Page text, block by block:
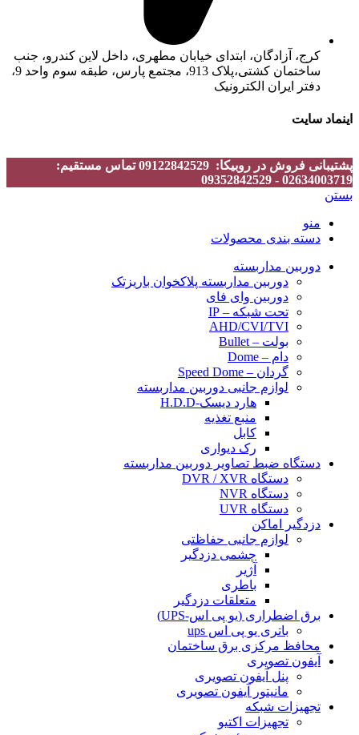
کرج، آزادگان، ابتدای خیابان مطهری، داخل لاین کندرو، جنب
ساختمان کشتی،پلاک 913، مجتمع پارس، طبقه سوم واحد 9،
دفتر ایران الکترونیک
اینماد سایت
پشتیبانی فروش در روبیکا: 09122842529 تماس مستقیم:
02634003719 - 09352842529
بستن
منو
دسته بندی محصولات
دوربین مداربسته
دوربین مداربسته پلاکخوان باریزتک
دوربین وای فای
تحت شبکه – IP
AHD/CVI/TVI
بولت – Bullet
دام – Dome
گردان – Speed Dome
لوازم جانبی دوربین مداربسته
هارد دیسک-H.D.D
منبع تغذیه
کابل
رک دیواری
دستگاه ضبط تصاویر دوربین مداربسته
دستگاه DVR / XVR
دستگاه NVR
دستگاه UVR
دزدگیر اماکن
لوازم جانبی حفاظتی
چشمی دزدگیر
آژیر
باطری
متعلقات دزدگیر
برق اضطراری (یو پی اس-UPS)
باتری یو پی اس ups
محافظ مرکزی برق ساختمان
آیفون تصویری
پنل آیفون تصویری
مانیتور آیفون تصویری
تجهیزات شبکه
تجهیزات اکتیو